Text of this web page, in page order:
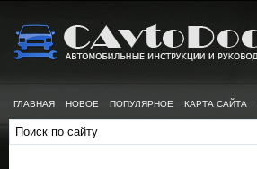
ГЛАВНАЯ НОВОЕ ПОПУЛЯРНОЕ КАРТА САЙТА